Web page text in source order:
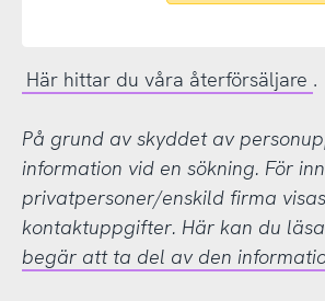
Här hittar du våra återförsäljare .
På grund av skyddet av
information vid en sökning. För
privatpersoner/enskild firma
kontaktuppgifter. Här kan du
begär att ta del av den